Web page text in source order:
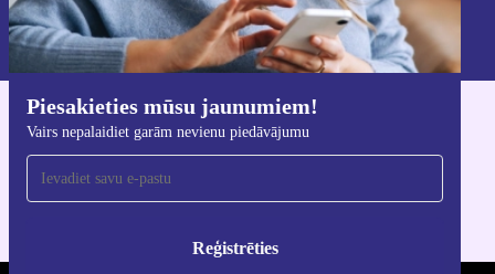
Piesakieties mūsu jaunumiem!
Vairs nepalaidiet garām nevienu piedāvājumu
Reģistrēties
Informāciju par personas datu izmantošanu varat atrast mūsu
Privātuma politikā.
Lejupielādējiet refurbed lietotni
iOS un Android ierīcēm